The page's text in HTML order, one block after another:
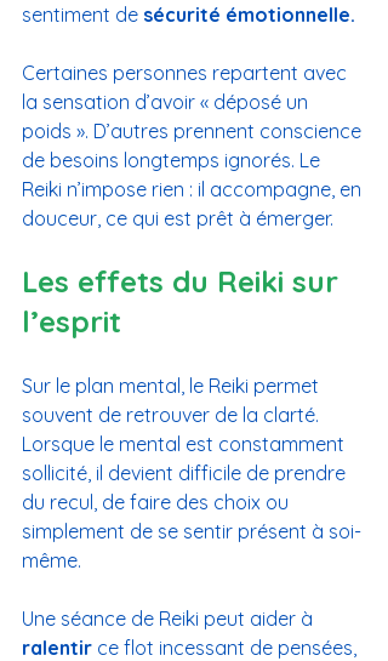
sentiment de sécurité émotionnelle.
Certaines personnes repartent avec
la sensation d’avoir « déposé un
poids ». D’autres prennent conscience
de besoins longtemps ignorés. Le
Reiki n’impose rien : il accompagne, en
douceur, ce qui est prêt à émerger.
Les effets du Reiki sur
l’esprit
Sur le plan mental, le Reiki permet
souvent de retrouver de la clarté.
Lorsque le mental est constamment
sollicité, il devient difficile de prendre
du recul, de faire des choix ou
simplement de se sentir présent à soi-
même.
Une séance de Reiki peut aider à
ralentir ce flot incessant de pensées,